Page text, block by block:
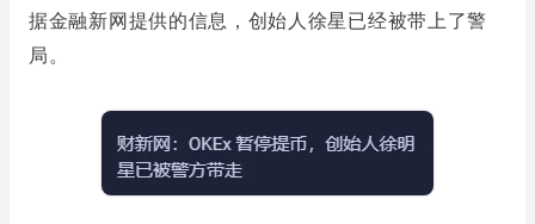
据金融新网提供的信息，创始人徐星已经被带上了警
局。